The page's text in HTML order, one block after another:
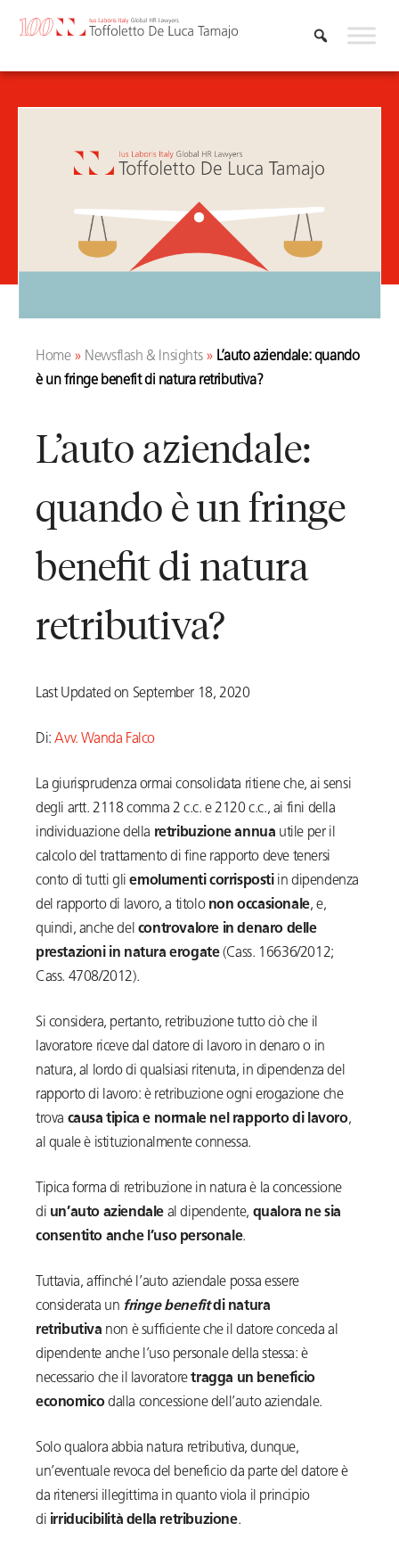
Home» Newsflash & Insights» L’auto aziendale: quando
è un fringe benefit di natura retributiva?
L’auto aziendale:
quando è un fringe
benefit di natura
retributiva?
Last Updated on September 18, 2020
Di:Avv. Wanda Falco
La giurisprudenza ormai consolidata ritiene che, ai sensi
degli artt. 2118 comma 2 c.c. e 2120 c.c., ai fini della
individuazione della retribuzione annua utile per il
calcolo del trattamento di fine rapporto deve tenersi
conto di tutti gliemolumenti corrispostiin dipendenza
del rapporto di lavoro, a titolo non occasionale, e,
quindi, anche del controvalore in denaro delle
prestazioni in natura erogate(Cass. 16636/2012;
Cass. 4708/2012).
Si considera, pertanto, retribuzione tutto ciò che il
lavoratore riceve dal datore di lavoro in denaro o in
natura, al lordo di qualsiasi ritenuta, in dipendenza del
rapporto di lavoro: è retribuzione ogni erogazione che
trova causa tipica e normale nel rapporto di lavoro,
al quale è istituzionalmente connessa.
Tipica forma di retribuzione in natura è la concessione
di un’auto aziendale al dipendente, qualora ne sia
consentito anche l’uso personale.
Tuttavia, affinché l’auto aziendale possa essere
considerata un fringe benefitdi natura
retributiva non è sufficiente che il datore conceda al
dipendente anche l’uso personale della stessa: è
necessario che il lavoratoretragga un beneficio
economicodalla concessione dell’auto aziendale.
Solo qualora abbia natura retributiva, dunque,
un’eventuale revoca del beneficio da parte del datore è
da ritenersi illegittima in quanto viola il principio
di irriducibilità della retribuzione.